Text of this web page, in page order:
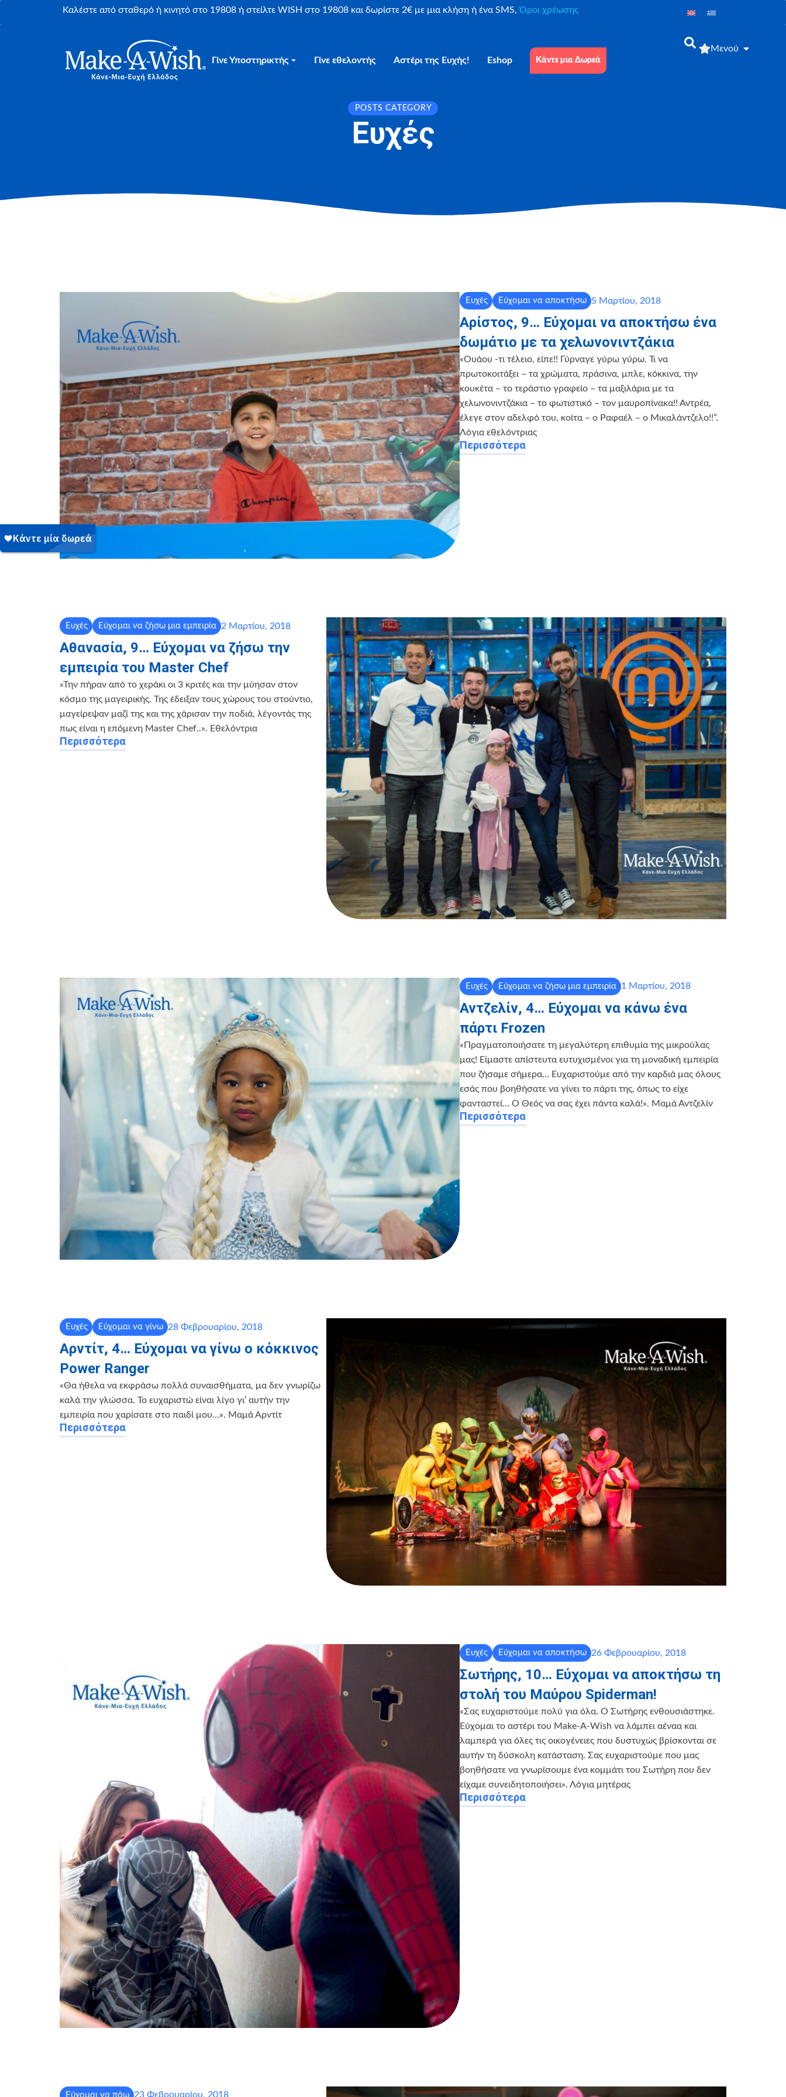
Καλέστε από σταθερό ή κινητό στο 19808 ή στείλτε WISH στο 19808 και δωρίστε 2€ με μια κλήση ή ένα SMS,Όροι χρέωσης
Γίνε Υποστηρικτής Γίνε εθελοντής Αστέρι της Ευχής! Eshop Κάντε μια Δωρεά
Μενού
POSTS CATEGORY
Ευχές
Ευχές Εύχομαι να αποκτήσω 5 Μαρτίου, 2018
Αρίστος, 9… Εύχομαι να αποκτήσω ένα
δωμάτιο με τα χελωνονιντζάκια
«Ουάου -τι τέλειο, είπε!! Γύρναγε γύρω γύρω. Τι να
πρωτοκοιτάξει – τα χρώματα, πράσινα, μπλε, κόκκινα, την
κουκέτα – το τεράστιο γραφείο – τα μαξιλάρια με τα
χελωνονιντζάκια – το φωτιστικό – τον μαυροπίνακα!! Αντρέα,
έλεγε στον αδελφό του, κοίτα – ο Ραφαέλ – ο Μικαλάντζελο!!”.
Λόγια εθελόντριας
Περισσότερα
Ευχές Εύχομαι να ζήσω μια εμπειρία 2 Μαρτίου, 2018
Αθανασία, 9… Εύχομαι να ζήσω την
εμπειρία του Master Chef
«Την πήραν από το χεράκι οι 3 κριτές και την μύησαν στον
κόσμο της μαγειρικής. Της έδειξαν τους χώρους του στούντιο,
μαγείρεψαν μαζί της και της χάρισαν την ποδιά, λέγοντάς της
πως είναι η επόμενη Master Chef..». Εθελόντρια
Περισσότερα
Ευχές Εύχομαι να ζήσω μια εμπειρία 1 Μαρτίου, 2018
Αντζελίν, 4… Εύχομαι να κάνω ένα
πάρτι Frozen
«Πραγματοποιήσατε τη μεγαλύτερη επιθυμία της μικρούλας
μας! Είμαστε απίστευτα ευτυχισμένοι για τη μοναδική εμπειρία
που ζήσαμε σήμερα… Ευχαριστούμε από την καρδιά μας όλους
εσάς που βοηθήσατε να γίνει το πάρτι της, όπως το είχε
φανταστεί… Ο Θεός να σας έχει πάντα καλά!». Μαμά Αντζελίν
Περισσότερα
Ευχές Εύχομαι να γίνω 28 Φεβρουαρίου, 2018
Αρντίτ, 4… Εύχομαι να γίνω ο κόκκινος
Power Ranger
«Θα ήθελα να εκφράσω πολλά συναισθήματα, μα δεν γνωρίζω
καλά την γλώσσα. Το ευχαριστώ είναι λίγο γι’ αυτήν την
εμπειρία που χαρίσατε στο παιδί μου…». Μαμά Αρντίτ
Περισσότερα
Ευχές Εύχομαι να αποκτήσω 26 Φεβρουαρίου, 2018
Σωτήρης, 10… Εύχομαι να αποκτήσω τη
στολή του Μαύρου Spiderman!
«Σας ευχαριστούμε πολύ για όλα. Ο Σωτήρης ενθουσιάστηκε.
Εύχομαι το αστέρι του Make-A-Wish να λάμπει αέναα και
λαμπερά για όλες τις οικογένειες που δυστυχώς βρίσκονται σε
αυτήν τη δύσκολη κατάσταση. Σας ευχαριστούμε που μας
βοηθήσατε να γνωρίσουμε ένα κομμάτι του Σωτήρη που δεν
είχαμε συνειδητοποιήσει». Λόγια μητέρας
Περισσότερα
Εύχομαι να πάω 23 Φεβρουαρίου, 2018